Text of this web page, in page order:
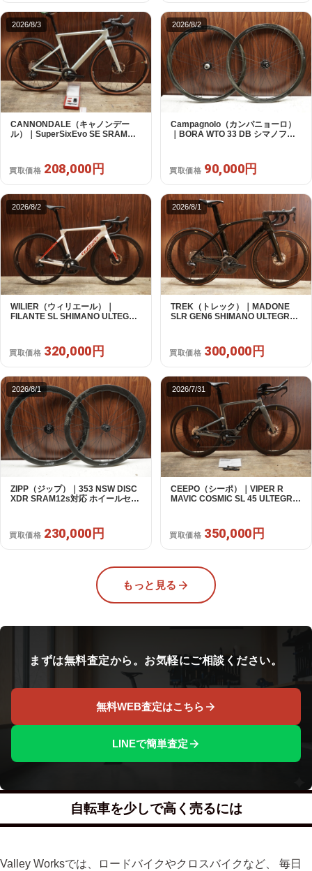
2026/8/3
CANNONDALE（キャノンデー
ル）｜SuperSixEvo SE SRAM
年｜美品｜買取金額 208,000円
買取価格 208,000円
2026/8/2
Campagnolo（カンパニョーロ）
｜BORA WTO 33 DB シマノフリ
買取価格 90,000円
2026/8/2
WILIER（ウィリエール）｜
FILANTE SL SHIMANO ULTEGRA
買取価格 320,000円
2026/8/1
TREK（トレック）｜MADONE
SLR GEN6 SHIMANO ULTEGRA
買取価格 300,000円
2026/8/1
ZIPP（ジップ）｜353 NSW DISC
XDR SRAM12s対応 ホイールセッ
買取価格 230,000円
2026/7/31
CEEPO（シーポ）｜VIPER R
MAVIC COSMIC SL 45 ULTEGRA
買取価格 350,000円
もっと見る
まずは無料査定から。お気軽にご相談ください。
無料WEB査定はこちら
LINEで簡単査定
自転車を少しで高く売るには
Valley Worksでは、ロードバイクやクロスバイクなど、 毎日